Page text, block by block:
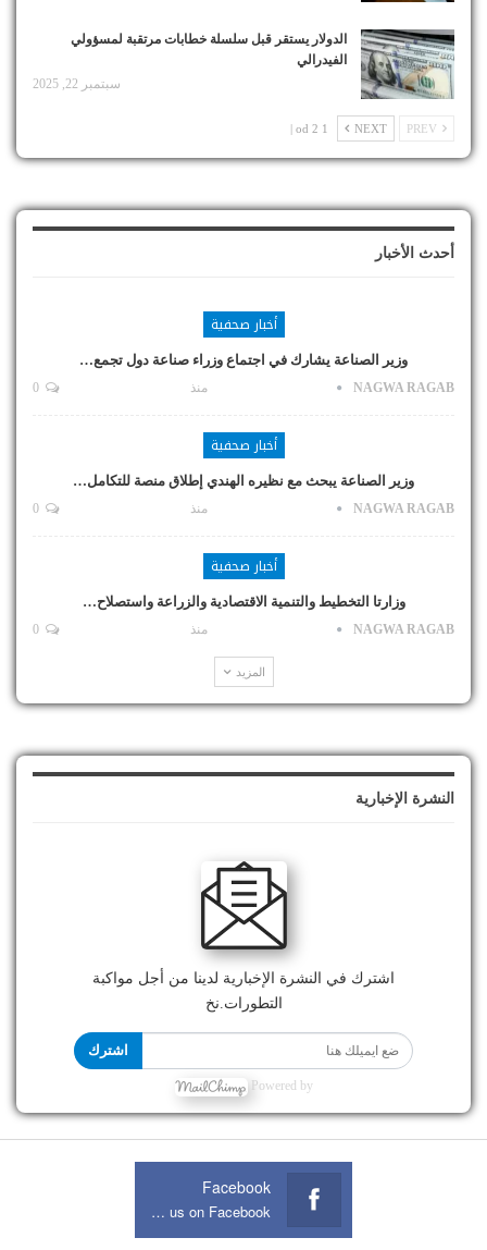
الدولار يستقر قبل سلسلة خطابات مرتقبة لمسؤولي
الفيدرالي
سبتمبر 22, 2025
NEXT
1 od 2 |
أحدث الأخبار
أخبار صحفية
وزير الصناعة يشارك في اجتماع وزراء صناعة دول تجمع…
NAGWA RAGAB منذ
أخبار صحفية
وزير الصناعة يبحث مع نظيره الهندي إطلاق منصة للتكامل…
NAGWA RAGAB منذ
أخبار صحفية
وزارتا التخطيط والتنمية الاقتصادية والزراعة واستصلاح…
NAGWA RAGAB منذ
المزيد
النشرة الإخبارية
اشترك في النشرة الإخبارية لدينا من أجل مواكبة
التطورات.نخ
اشترك
Powered by
Facebook
Join us on Facebook